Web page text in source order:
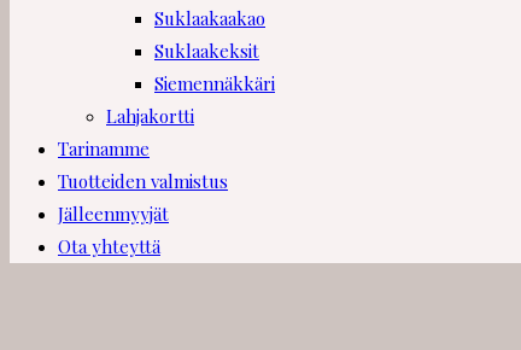
Suklaakaakao
Suklaakeksit
Siemennäkkäri
Lahjakortti
Tarinamme
Tuotteiden valmistus
Jälleenmyyjät
Ota yhteyttä